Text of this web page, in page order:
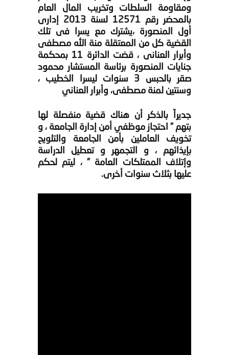
ومقاومة السلطات وتخريب المال العام
بالمحضر رقم 12571 لسنة 2013 إدارى
أول المنصورة ،يشترك مع يسرا فى تلك
القضية كل من المعتقلة منة الله مصطفى
وأبرار العنانى ، قضت الدائرة 11 بمحكمة
جنايات المنصورة برئاسة المستشار محمود
صقر بالحبس 3 سنوات ليسرا الخطيب ،
وسنتين لمنة مصطفى، وأبرار العناني
جديراً بالذكر أن هناك قضية منفصلة لها
بتهم ” احتجاز موظفي أمن إدارة الجامعة ، و
تخويف العاملين بأمن الجامعة والتلويح
بإيذائهم ، و التجمهر و تعطيل الدراسة
وإتلاف الممتلكات العامة ” ، ليتم لحكم
عليها بثلاث سنوات أخرى.